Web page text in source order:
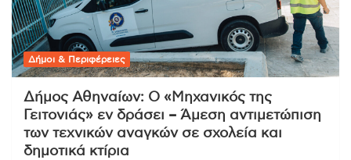
Δήμοι & Περιφέρειες
Δήμος Αθηναίων: Ο «Μηχανικός της
Γειτονιάς» εν δράσει – Άμεση αντιμετώπιση
των τεχνικών αναγκών σε σχολεία και
δημοτικά κτίρια